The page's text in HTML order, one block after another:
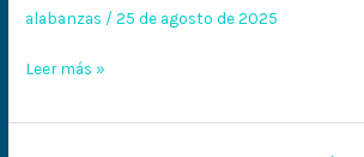
alabanzas /25 de agosto de 2025
Leer más »